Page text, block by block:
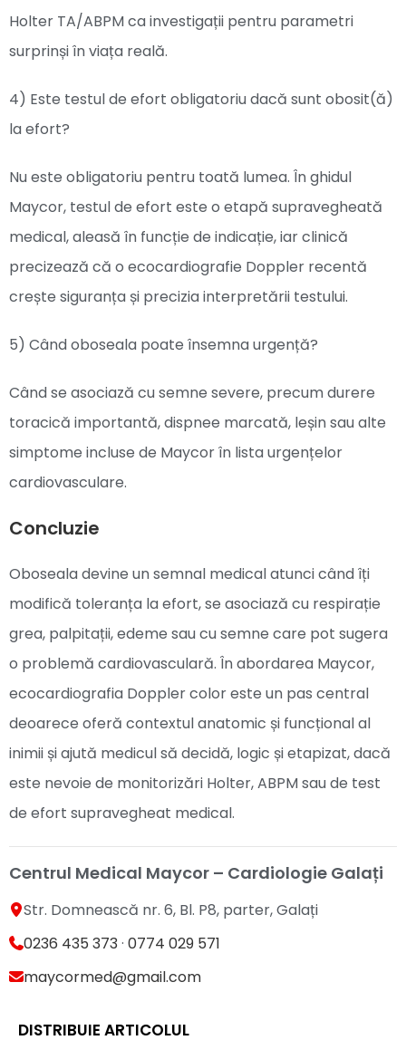
Holter TA/ABPM ca investigații pentru parametri
surprinși în viața reală.
4) Este testul de efort obligatoriu dacă sunt obosit(ă)
la efort?
Nu este obligatoriu pentru toată lumea. În ghidul
Maycor, testul de efort este o etapă supravegheată
medical, aleasă în funcție de indicație, iar clinică
precizează că o ecocardiografie Doppler recentă
crește siguranța și precizia interpretării testului.
5) Când oboseala poate însemna urgență?
Când se asociază cu semne severe, precum durere
toracică importantă, dispnee marcată, leșin sau alte
simptome incluse de Maycor în lista urgențelor
cardiovasculare.
Concluzie
Oboseala devine un semnal medical atunci când îți
modifică toleranța la efort, se asociază cu respirație
grea, palpitații, edeme sau cu semne care pot sugera
o problemă cardiovasculară. În abordarea Maycor,
ecocardiografia Doppler color este un pas central
deoarece oferă contextul anatomic și funcțional al
inimii și ajută medicul să decidă, logic și etapizat, dacă
este nevoie de monitorizări Holter, ABPM sau de test
de efort supravegheat medical.
Centrul Medical Maycor – Cardiologie Galați
Str. Domnească nr. 6, Bl. P8, parter, Galați
0236 435 373· 0774 029 571
maycormed@gmail.com
DISTRIBUIE ARTICOLUL